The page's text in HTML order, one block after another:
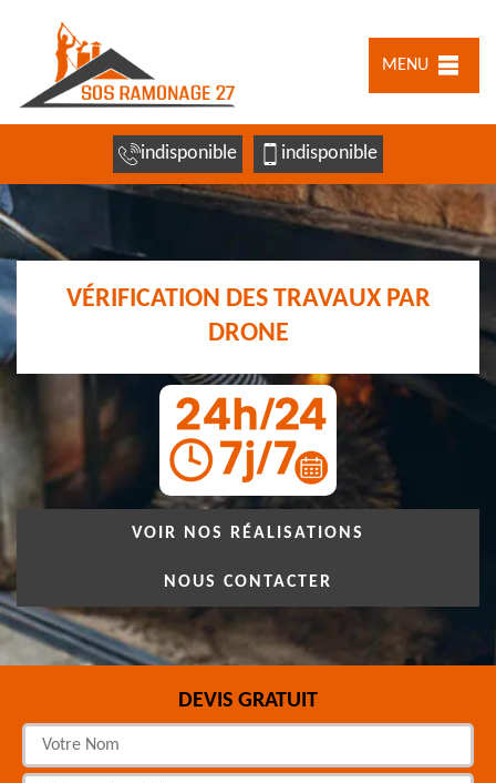
MENU
indisponible indisponible
VÉRIFICATION DES TRAVAUX PAR
DRONE
VOIR NOS RÉALISATIONS
NOUS CONTACTER
DEVIS GRATUIT